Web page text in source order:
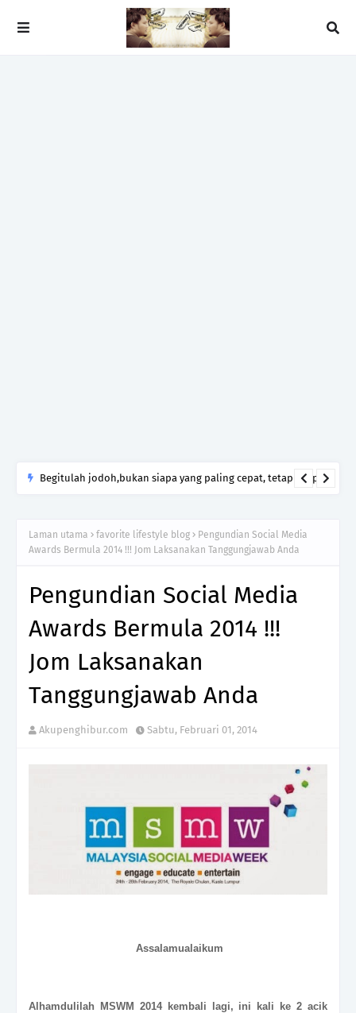
Begitulah jodoh,bukan siapa yang paling cepat, tetapi siapa
ingin menutup mulut manusia
Laman utama favorite lifestyle blog
Pengundian Social Media
Awards Bermula 2014 !!! Jom Laksanakan Tanggungjawab Anda
Pengundian Social Media
Awards Bermula 2014 !!!
Jom Laksanakan
Tanggungjawab Anda
Akupenghibur.com Sabtu, Februari 01, 2014
Assalamualaikum
Alhamdulilah MSWM 2014 kembali lagi, ini kali ke 2 acik